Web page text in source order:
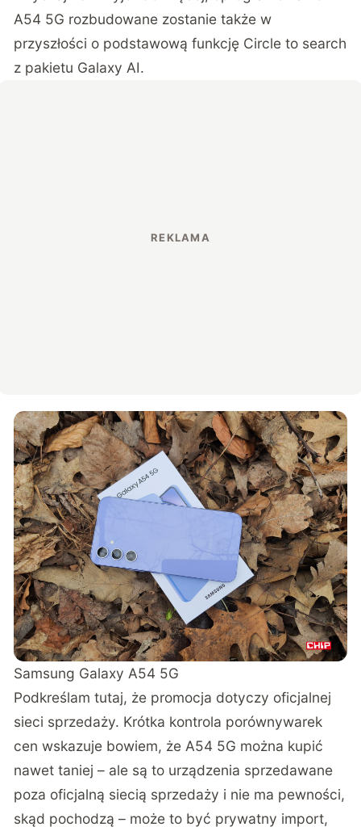
A54 5G rozbudowane zostanie także w
przyszłości o podstawową funkcję Circle to search
z pakietu Galaxy AI.
Samsung Galaxy A54 5G
Podkreślam tutaj, że promocja dotyczy oficjalnej
sieci sprzedaży. Krótka kontrola porównywarek
cen wskazuje bowiem, że A54 5G można kupić
nawet taniej – ale są to urządzenia sprzedawane
poza oficjalną siecią sprzedaży i nie ma pewności,
skąd pochodzą – może to być prywatny import,